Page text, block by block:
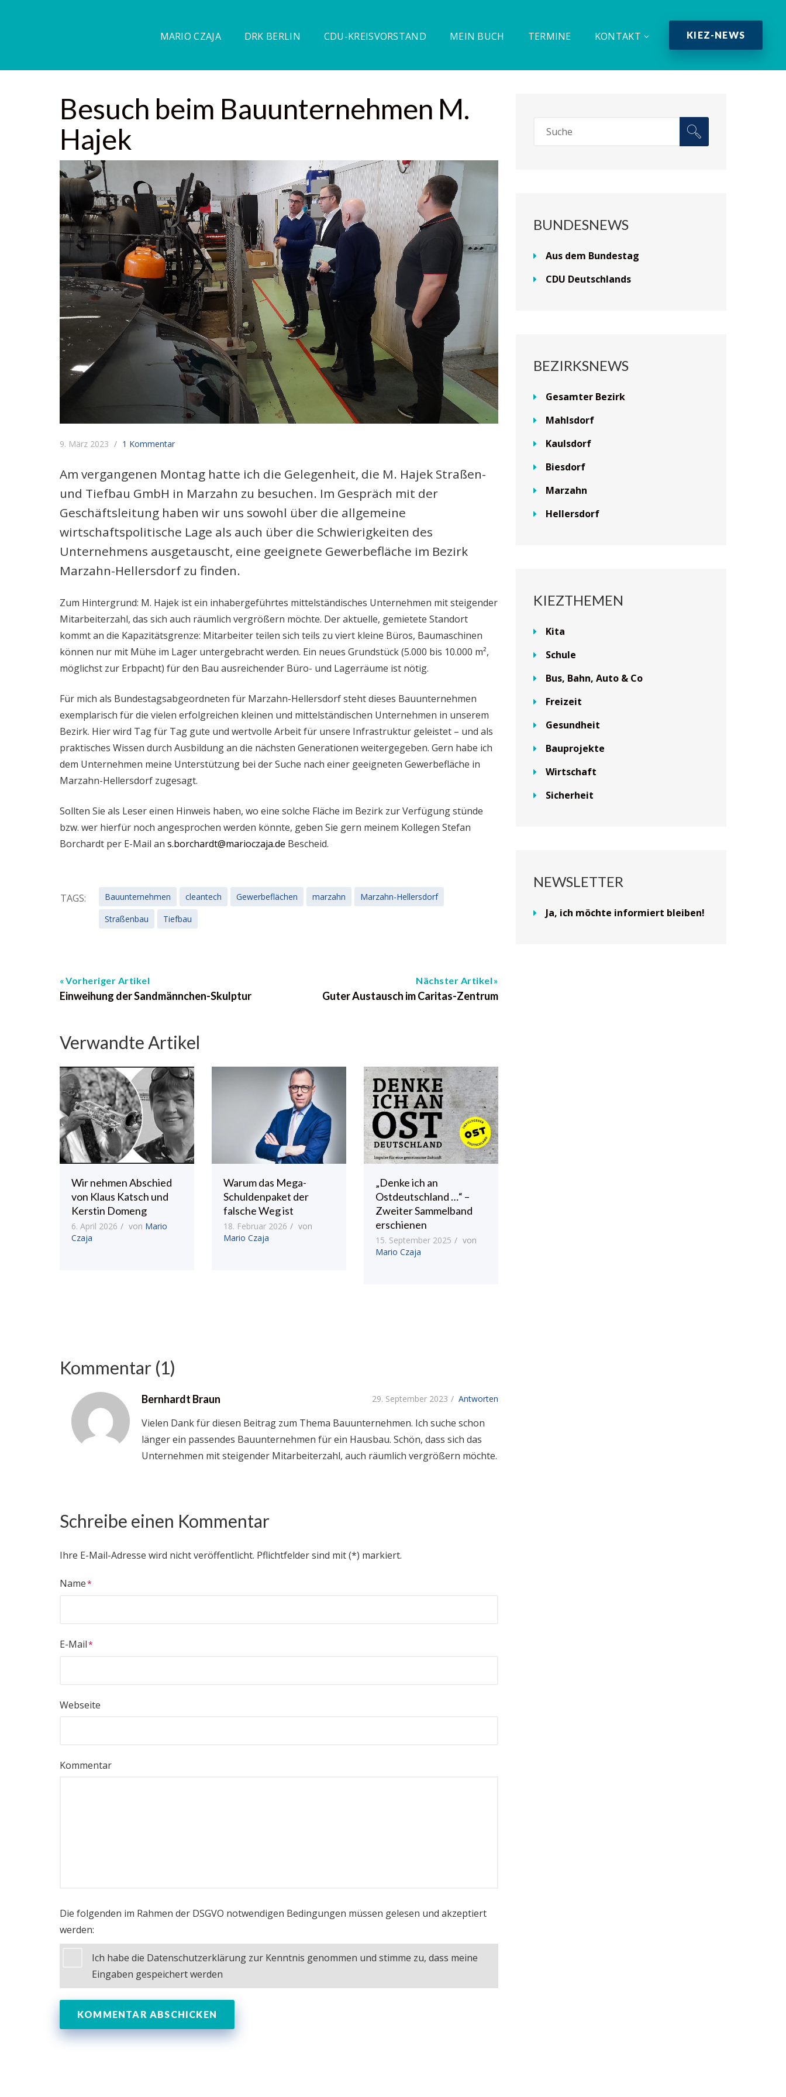
MARIO CZAJA DRK BERLIN CDU-KREISVORSTAND MEIN BUCH TERMINE KONTAKT KIEZ-NEWS
Besuch beim Bauunternehmen M.
Hajek
9. März 2023 1 Kommentar
Am vergangenen Montag hatte ich die Gelegenheit, die M. Hajek Straßen-
und Tiefbau GmbH in Marzahn zu besuchen. Im Gespräch mit der
Geschäftsleitung haben wir uns sowohl über die allgemeine
wirtschaftspolitische Lage als auch über die Schwierigkeiten des
Unternehmens ausgetauscht, eine geeignete Gewerbefläche im Bezirk
Marzahn-Hellersdorf zu finden.
Zum Hintergrund: M. Hajek ist ein inhabergeführtes mittelständisches Unternehmen mit steigender
Mitarbeiterzahl, das sich auch räumlich vergrößern möchte. Der aktuelle, gemietete Standort
kommt an die Kapazitätsgrenze: Mitarbeiter teilen sich teils zu viert kleine Büros, Baumaschinen
können nur mit Mühe im Lager untergebracht werden. Ein neues Grundstück (5.000 bis 10.000 m²,
möglichst zur Erbpacht) für den Bau ausreichender Büro- und Lagerräume ist nötig.
Für mich als Bundestagsabgeordneten für Marzahn-Hellersdorf steht dieses Bauunternehmen
exemplarisch für die vielen erfolgreichen kleinen und mittelständischen Unternehmen in unserem
Bezirk. Hier wird Tag für Tag gute und wertvolle Arbeit für unsere Infrastruktur geleistet – und als
praktisches Wissen durch Ausbildung an die nächsten Generationen weitergegeben. Gern habe ich
dem Unternehmen meine Unterstützung bei der Suche nach einer geeigneten Gewerbefläche in
Marzahn-Hellersdorf zugesagt.
Sollten Sie als Leser einen Hinweis haben, wo eine solche Fläche im Bezirk zur Verfügung stünde
bzw. wer hierfür noch angesprochen werden könnte, geben Sie gern meinem Kollegen Stefan
Borchardt per E-Mail an s.borchardt@marioczaja.de Bescheid.
TAGS: Bauunternehmen cleantech Gewerbeflächen marzahn
Marzahn-Hellersdorf
Straßenbau
Tiefbau
Vorheriger Artikel
Einweihung der Sandmännchen-Skulptur
Nächster Artikel
Guter Austausch im Caritas-Zentrum
Verwandte Artikel
Wir nehmen Abschied
von Klaus Katsch und
Kerstin Domeng
6. April 2026 von Mario
Czaja
Warum das Mega-
Schuldenpaket der
falsche Weg ist
18. Februar 2026
von
Mario Czaja
„Denke ich an
Ostdeutschland …“ –
Zweiter Sammelband
erschienen
15. September 2025
von
Mario Czaja
Kommentar (1)
Bernhardt Braun 29. September 2023 Antworten
Vielen Dank für diesen Beitrag zum Thema Bauunternehmen. Ich suche schon
länger ein passendes Bauunternehmen für ein Hausbau. Schön, dass sich das
Unternehmen mit steigender Mitarbeiterzahl, auch räumlich vergrößern möchte.
Schreibe einen Kommentar
Ihre E-Mail-Adresse wird nicht veröffentlicht. Pflichtfelder sind mit (*) markiert.
Name
E-Mail
Webseite
Kommentar
Die folgenden im Rahmen der DSGVO notwendigen Bedingungen müssen gelesen und akzeptiert
werden:
Ich habe die Datenschutzerklärung zur Kenntnis genommen und stimme zu, dass meine
Eingaben gespeichert werden
BUNDESNEWS
Aus dem Bundestag
CDU Deutschlands
BEZIRKSNEWS
Gesamter Bezirk
Mahlsdorf
Kaulsdorf
Biesdorf
Marzahn
Hellersdorf
KIEZTHEMEN
Kita
Schule
Bus, Bahn, Auto & Co
Freizeit
Gesundheit
Bauprojekte
Wirtschaft
Sicherheit
NEWSLETTER
Ja, ich möchte informiert bleiben!